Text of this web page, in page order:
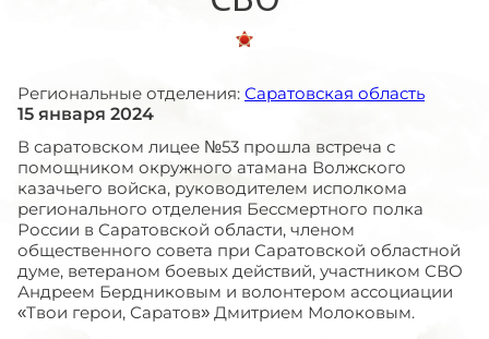
Региональные отделения: Саратовская область
15 января 2024
В саратовском лицее №53 прошла встреча с
помощником окружного атамана Волжского
казачьего войска, руководителем исполкома
регионального отделения Бессмертного полка
России в Саратовской области, членом
общественного совета при Саратовской областной
думе, ветераном боевых действий, участником СВО
Андреем Бердниковым и волонтером ассоциации
«Твои герои, Саратов» Дмитрием Молоковым.